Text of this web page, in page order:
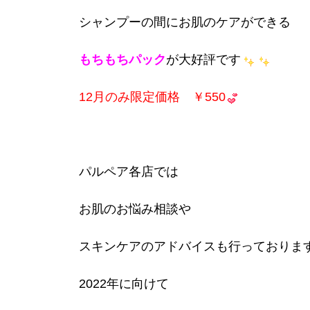
シャンプーの間にお肌のケアができる
もちもちパックが大好評です
12月のみ限定価格 ￥550
パルペア各店では
お肌のお悩み相談や
スキンケアのアドバイスも行っておりま
2022年に向けて